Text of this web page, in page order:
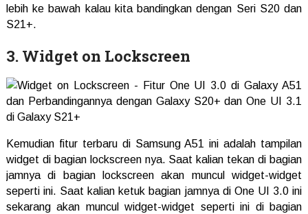
lebih ke bawah kalau kita bandingkan dengan Seri S20 dan
S21+.
3. Widget on Lockscreen
Kemudian fitur terbaru di Samsung A51 ini adalah tampilan
widget di bagian lockscreen nya. Saat kalian tekan di bagian
jamnya di bagian lockscreen akan muncul widget-widget
seperti ini. Saat kalian ketuk bagian jamnya di One UI 3.0 ini
sekarang akan muncul widget-widget seperti ini di bagian